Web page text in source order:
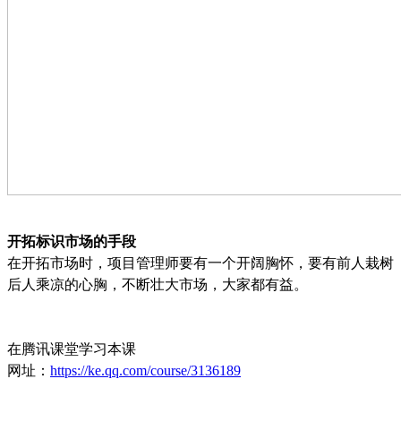
开拓标识市场的手段
在开拓市场时，项目管理师要有一个开阔胸怀，要有前人栽树
后人乘凉的心胸，不断壮大市场，大家都有益。
在腾讯课堂学习本课
网址： https://ke.qq.com/course/3136189